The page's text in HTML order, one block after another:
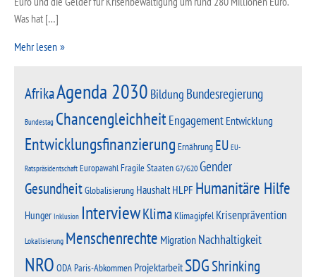
Was hat […]
Mehr lesen
AfrikaAgenda 2030 Bildung Bundesregierung
Bundestag ChancengleichheitEngagement Entwicklung
Entwicklungsfinanzierung Ernährung EU EU-
Ratspräsidentschaft EuropawahlFragile StaatenG7/G20Gender
GesundheitGlobalisierung HaushaltHLPF Humanitäre Hilfe
Hunger Inklusion InterviewKlimaKlimagipfel Krisenprävention
Lokalisierung Menschenrechte Migration Nachhaltigkeit
NRO ODAParis-Abkommen ProjektarbeitSDGShrinking